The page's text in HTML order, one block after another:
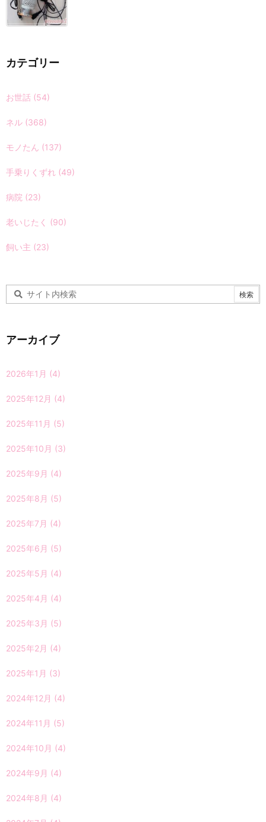
カテゴリー
お世話 (54)
ネル (368)
モノたん (137)
手乗りくずれ (49)
病院 (23)
老いじたく (90)
飼い主 (23)
アーカイブ
2026年1月 (4)
2025年12月 (4)
2025年11月 (5)
2025年10月 (3)
2025年9月 (4)
2025年8月 (5)
2025年7月 (4)
2025年6月 (5)
2025年5月 (4)
2025年4月 (4)
2025年3月 (5)
2025年2月 (4)
2025年1月 (3)
2024年12月 (4)
2024年11月 (5)
2024年10月 (4)
2024年9月 (4)
2024年8月 (4)